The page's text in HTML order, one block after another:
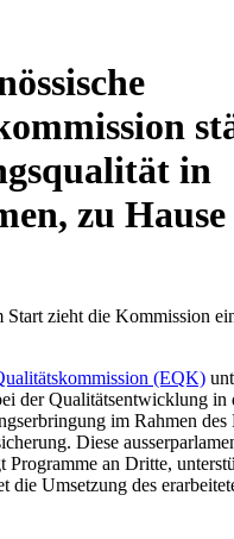
in
zu
Start zieht die Kommission
(EQK)
der Qualitätsentwicklung in
im Rahmen des
Diese
Programme an Dritte,
die Umsetzung des